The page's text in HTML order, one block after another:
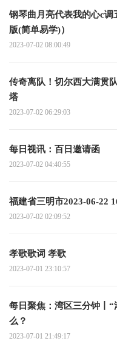
钢琴曲月亮代表我的心c
版(简单易学)）
2023-07-02 08:00:49
传奇离队！切尔西大满贯
塔
2023-07-02 06:29:03
每日视讯：百日邀请函
2023-07-02 04:40:55
福建省三明市2023-06-22
2023-07-02 02:09:52
孝歌歌词 孝歌
2023-07-01 23:10:57
每日聚焦：湾区三分钟丨
么？
2023-07-01 21:49:17